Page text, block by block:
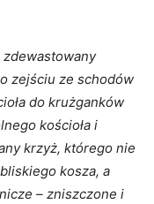
zdewastowany
zejściu ze schodów
do krużganków
kościoła i
krzyż, którego nie
kosza, a
– zniszczone i